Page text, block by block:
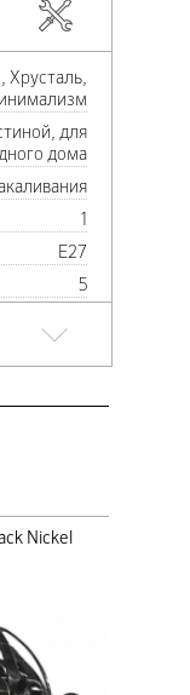
Хрусталь,
для
дома
E27
5
Хрусталь
(Crystal)
Nickel